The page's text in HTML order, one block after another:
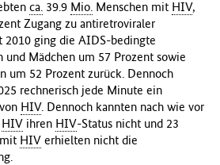
ca. 39.9 Mio. Menschen mit HIV,
Zugang zu antiretroviraler
2010 ging die AIDS-bedingte
und Mädchen um 57 Prozent sowie
um 52 Prozent zurück. Dennoch
rechnerisch jede Minute ein
HIV. Dennoch kannten nach wie vor
HIV ihren HIV-Status nicht und 23
HIV erhielten nicht die